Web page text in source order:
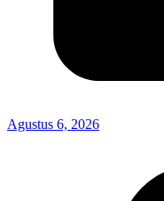
Agustus 6, 2026